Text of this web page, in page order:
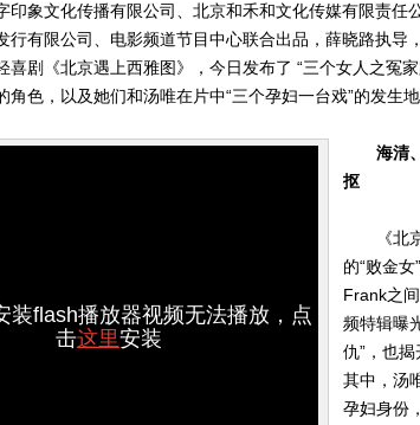
象文化传播有限公司、北京和禾和文化传媒有限责任
行有限公司、电影频道节目中心联合出品，薛晓路执导
喜剧《北京遇上西雅图》，今日发布了 “三个女人之冤
角色，以及她们和汤唯在片中“三个孕妇一台戏”的发生
装flash播放器视频无法播放，点
击这里安装
海清、
抠
《北京
的“败金
Frank之
频特辑曝
仇”，也揭
其中，汤
孕妇身份